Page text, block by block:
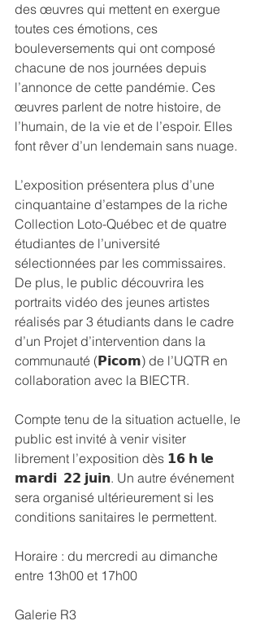
des œuvres qui mettent en exergue
toutes ces émotions, ces
bouleversements qui ont composé
chacune de nos journées depuis
l’annonce de cette pandémie. Ces
œuvres parlent de notre histoire, de
l’humain, de la vie et de l’espoir. Elles
font rêver d’un lendemain sans nuage.
L’exposition présentera plus d’une
cinquantaine d’estampes de la riche
Collection Loto-Québec et de quatre
étudiantes de l’université
sélectionnées par les commissaires.
De plus, le public découvrira les
portraits vidéo des jeunes artistes
réalisés par 3 étudiants dans le cadre
d’un Projet d’intervention dans la
communauté (𝗣𝗶𝗰𝗼𝗺) de l’UQTR en
collaboration avec la BIECTR.
Compte tenu de la situation actuelle, le
public est invité à venir visiter
librement l’exposition dès 𝟭𝟲 𝗵 𝗹𝗲
𝗺𝗮𝗿𝗱𝗶  𝟮𝟮 𝗷𝘂𝗶𝗻. Un autre événement
sera organisé ultérieurement si les
conditions sanitaires le permettent.
Horaire : du mercredi au dimanche
entre 13h00 et 17h00
Galerie R3